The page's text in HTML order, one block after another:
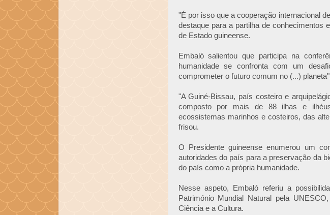
"É por isso que a cooperação internacional
destaque para a partilha de conhecimentos
de Estado guineense.
Embaló salientou que participa na
humanidade se confronta com um
comprometer o futuro comum no (...)
"A Guiné-Bissau, país costeiro e
composto por mais de 88 ilhas e
ecossistemas marinhos e costeiros, das
frisou.
O Presidente guineense enumerou um
autoridades do país para a preservação da
do país como a própria humanidade.
Nesse aspeto, Embaló referiu a
Património Mundial Natural pela
Ciência e a Cultura.